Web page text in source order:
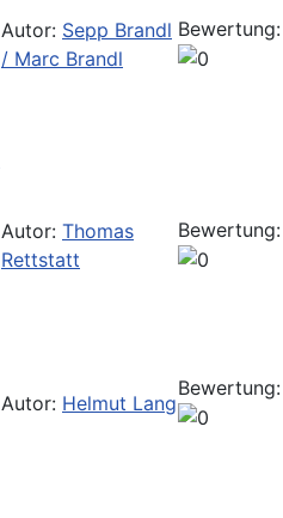
Autor: Sepp Brandl
/ Marc Brandl
Bewertung:
Autor: Thomas
Rettstatt
Bewertung:
Autor: Helmut Lang
Bewertung: